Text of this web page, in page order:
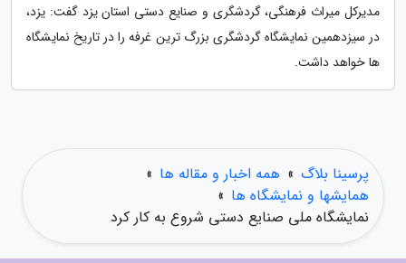
مدیرکل میراث فرهنگی، گردشگری و صنایع دستی استان یزد گفت: یزد،
در سیزدهمین نمایشگاه گردشگری بزرگ ترین غرفه را در تاریخ نمایشگاه
ها خواهد داشت.
پرسینا بلاگ » همه اخبار و مقاله ها »
همایشها و نمایشگاه ها »
نمایشگاه ملی صنایع دستی شروع به کار کرد